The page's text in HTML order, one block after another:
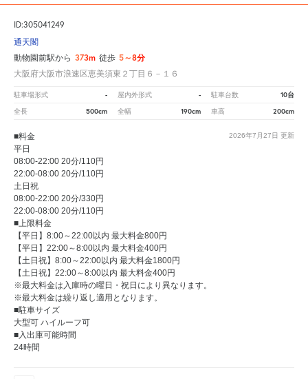
ID:305041249
通天閣
動物園前駅から 373m 徒歩 5～8分
大阪府大阪市浪速区恵美須東２丁目６－１６
駐車場形式 - 屋内外形式 - 駐車台数 10台
全長 500cm 全幅 190cm 車高 200cm
2026年7月27日 更新
■料金
平日
08:00-22:00 20分/110円
22:00-08:00 20分/110円
土日祝
08:00-22:00 20分/330円
22:00-08:00 20分/110円
■上限料金
【平日】8:00～22:00以内 最大料金800円
【平日】22:00～8:00以内 最大料金400円
【土日祝】8:00～22:00以内 最大料金1800円
【土日祝】22:00～8:00以内 最大料金400円
※最大料金は入庫時の曜日・祝日により異なります。
※最大料金は繰り返し適用となります。
■駐車サイズ
大型可 ハイルーフ可
■入出庫可能時間
24時間